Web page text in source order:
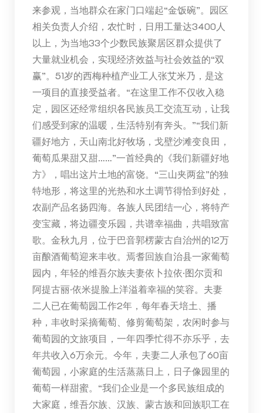
来参观，当地群众在家门口端起“金饭碗”。园区
相关负责人介绍，农忙时，日用工量达3400人
以上，为当地33个少数民族聚居区群众提供了
大量就业机会，实现经济效益与社会效益的“双
赢”。51岁的西梅种植产业工人张艾米乃，是这
一项目的直接受益者。“在这里工作不仅收入稳
定，园区还经常组织各民族员工交流互动，让我
们感受到家的温暖，生活特别有奔头。”“我们新
疆好地方，天山南北好牧场，戈壁沙滩变良田，
葡萄瓜果甜又甜……”一首经典的《我们新疆好地
方》，唱出这片土地的富饶。“三山夹两盆”的独
特地形，将这里的光热和水土调节得恰到好处，
农副产品名扬四海。各族人民团结一心，将特产
变宝藏，将边疆变乐园，共谱幸福曲，共唱致富
歌。金秋九月，位于巴音郭楞蒙古自治州的12万
亩酿酒葡萄迎来丰收。焉耆回族自治县一家葡萄
园内，年轻的维吾尔族夫妻依卜拉依·图尔贡和
阿提古丽·依米提脸上洋溢着幸福的笑容。夫妻
二人已在葡萄园工作2年，每年春天培土、播
种，丰收时采摘葡萄、修剪葡萄架，农闲时参与
葡萄园的文旅项目，一年四季忙得不亦乐乎，去
年共收入6万余元。今年，夫妻二人承包了60亩
葡萄园，小家庭的生活蒸蒸日上，日子像园里的
葡萄一样甜蜜。“我们企业是一个多民族组成的
大家庭，维吾尔族、汉族、蒙古族和回族职工在